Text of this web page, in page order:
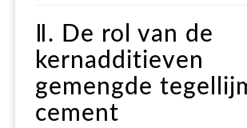
Ⅱ. De rol van de
kernadditieven
gemengde
cement